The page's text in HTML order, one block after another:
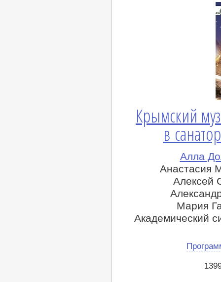
Крымский
в
Алла
Анастасия
Алексей
Мария
Академический